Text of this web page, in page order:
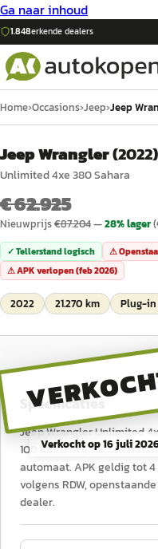
Ga naar inhoud
1.848erkende dealers
Home›Occasions›Jeep›Jeep
Jeep Wrangler(2022)
Unlimited 4xe 380 Sahara
€ 62.925
Nieuwprijs€87.204—28% lager
✓ Tellerstand logisch
⚠
⚠ APK verlopen (feb 2026)
2022 21.270 km Plug-
Verkocht op16 juli
Specificaties
Jeep Wrangler Unlimited
100 km/u in 6,5 s,
automaat. APK geldig tot
volgens RDW,
dealer.